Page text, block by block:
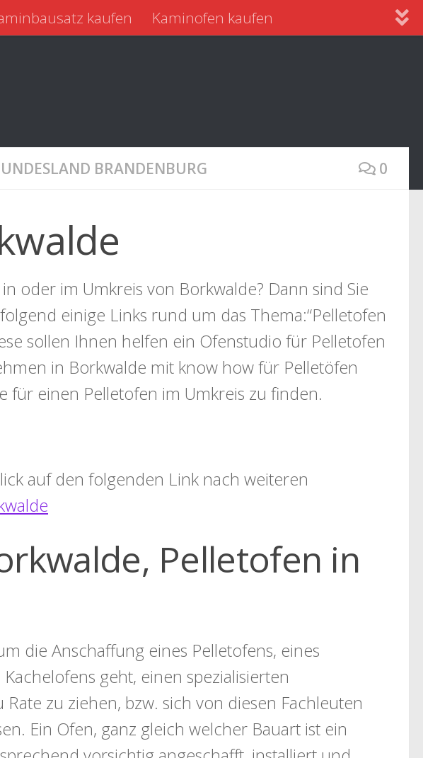
kaufen
Kaminofen kaufen
BRANDENBURG 0
oder im Umkreis von Borkwalde? Dann sind Sie
einige Links rund um das Thema:“Pelletofen
sollen Ihnen helfen ein Ofenstudio für Pelletofen
in Borkwalde mit know how für Pelletöfen
für einen Pelletofen im Umkreis zu finden.
auf den folgenden Link nach weiteren
Pelletofen in
die Anschaffung eines Pelletofens, eines
geht, einen spezialisierten
zu ziehen, bzw. sich von diesen Fachleuten
Ein Ofen, ganz gleich welcher Bauart ist ein